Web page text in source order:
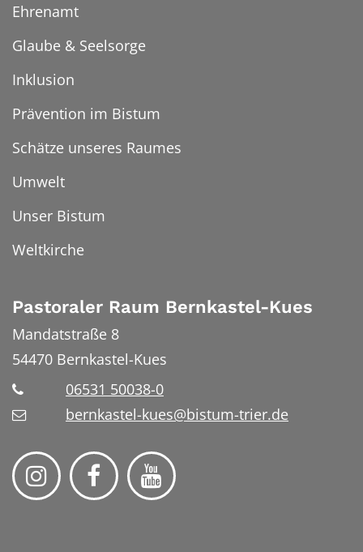
Ehrenamt
Glaube & Seelsorge
Inklusion
Prävention im Bistum
Schätze unseres Raumes
Umwelt
Unser Bistum
Weltkirche
Pastoraler Raum Bernkastel-Kues
Mandatstraße 8
54470 Bernkastel-Kues
06531 50038-0
bernkastel-kues@bistum-trier.de